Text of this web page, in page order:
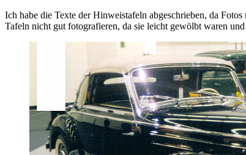
Ich habe die Texte der Hinweistafeln abgeschrieben, da
Tafeln nicht gut fotografieren, da sie leicht gewölbt waren